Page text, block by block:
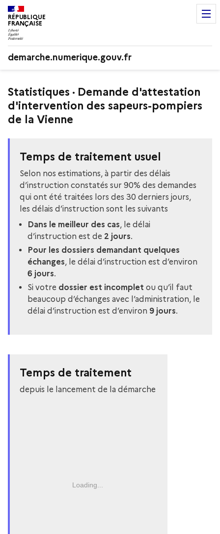
RÉPUBLIQUE
FRANÇAISE
demarche.numerique.gouv.fr
Statistiques · Demande d'attestation
d'intervention des sapeurs-pompiers
de la Vienne
Temps de traitement usuel
Selon nos estimations, à partir des délais
d’instruction constatés sur 90% des demandes
qui ont été traitées lors des 30 derniers jours,
les délais d’instruction sont les suivants
Dans le meilleur des cas, le délai
d’instruction est de 2 jours.
Pour les dossiers demandant quelques
échanges, le délai d’instruction est d’environ
6 jours.
Si votre dossier est incomplet ou qu’il faut
beaucoup d’échanges avec l’administration, le
délai d’instruction est d’environ 9 jours.
Temps de traitement
depuis le lancement de la démarche
Loading...